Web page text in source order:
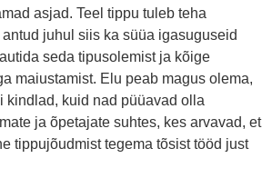
asjad. Teel tippu tuleb teha
juhul siis ka süüa igasuguseid
seda tipusolemist ja kõige
maiustamist. Elu peab magus olema,
kindlad, kuid nad püüavad olla
ja õpetajate suhtes, kes arvavad, et
tippujõudmist tegema tõsist tööd just